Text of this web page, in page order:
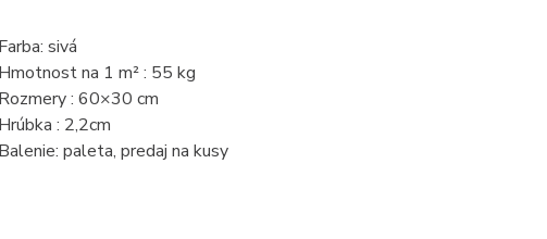
Farba: sivá
Hmotnost na 1 m² : 55 kg
Rozmery : 60×30 cm
Hrúbka : 2,2cm
Balenie: paleta, predaj na kusy